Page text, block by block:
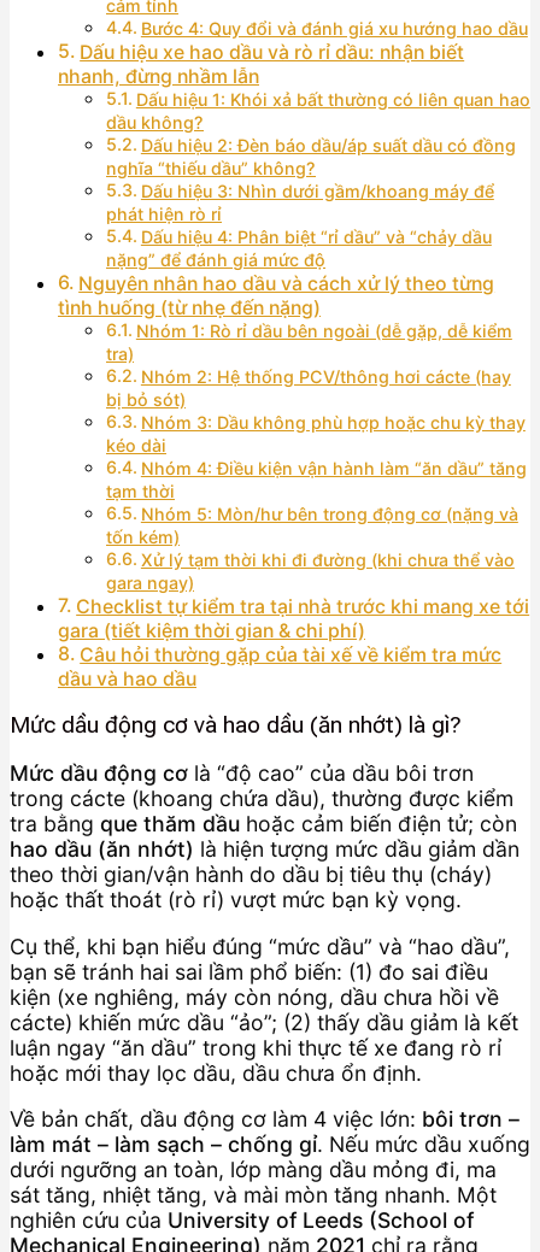
cảm tính
Bước 4: Quy đổi và đánh giá xu hướng hao dầu
Dấu hiệu xe hao dầu và rò rỉ dầu: nhận biết
nhanh, đừng nhầm lẫn
Dấu hiệu 1: Khói xả bất thường có liên quan hao
dầu không?
Dấu hiệu 2: Đèn báo dầu/áp suất dầu có đồng
nghĩa “thiếu dầu” không?
Dấu hiệu 3: Nhìn dưới gầm/khoang máy để
phát hiện rò rỉ
Dấu hiệu 4: Phân biệt “rỉ dầu” và “chảy dầu
nặng” để đánh giá mức độ
Nguyên nhân hao dầu và cách xử lý theo từng
tình huống (từ nhẹ đến nặng)
Nhóm 1: Rò rỉ dầu bên ngoài (dễ gặp, dễ kiểm
tra)
Nhóm 2: Hệ thống PCV/thông hơi cácte (hay
bị bỏ sót)
Nhóm 3: Dầu không phù hợp hoặc chu kỳ thay
kéo dài
Nhóm 4: Điều kiện vận hành làm “ăn dầu” tăng
tạm thời
Nhóm 5: Mòn/hư bên trong động cơ (nặng và
tốn kém)
Xử lý tạm thời khi đi đường (khi chưa thể vào
gara ngay)
Checklist tự kiểm tra tại nhà trước khi mang xe tới
gara (tiết kiệm thời gian & chi phí)
Câu hỏi thường gặp của tài xế về kiểm tra mức
dầu và hao dầu
Mức dầu động cơ và hao dầu (ăn nhớt) là gì?
Mức dầu động cơ là “độ cao” của dầu bôi trơn
trong cácte (khoang chứa dầu), thường được kiểm
tra bằng que thăm dầu hoặc cảm biến điện tử; còn
hao dầu (ăn nhớt) là hiện tượng mức dầu giảm dần
theo thời gian/vận hành do dầu bị tiêu thụ (cháy)
hoặc thất thoát (rò rỉ) vượt mức bạn kỳ vọng.
Cụ thể, khi bạn hiểu đúng “mức dầu” và “hao dầu”,
bạn sẽ tránh hai sai lầm phổ biến: (1) đo sai điều
kiện (xe nghiêng, máy còn nóng, dầu chưa hồi về
cácte) khiến mức dầu “ảo”; (2) thấy dầu giảm là kết
luận ngay “ăn dầu” trong khi thực tế xe đang rò rỉ
hoặc mới thay lọc dầu, dầu chưa ổn định.
Về bản chất, dầu động cơ làm 4 việc lớn: bôi trơn –
làm mát – làm sạch – chống gỉ. Nếu mức dầu xuống
dưới ngưỡng an toàn, lớp màng dầu mỏng đi, ma
sát tăng, nhiệt tăng, và mài mòn tăng nhanh. Một
nghiên cứu của University of Leeds (School of
Mechanical Engineering) năm 2021 chỉ ra rằng